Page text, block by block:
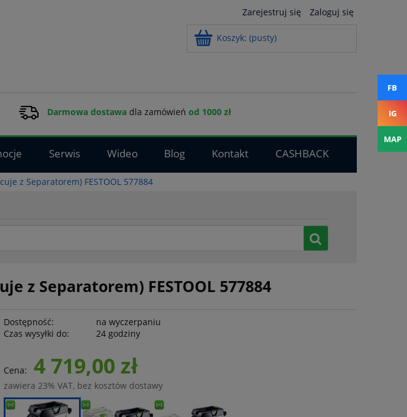
Zarejestruj się Zaloguj się
Koszyk: (pusty)
Darmowa dostawadla zamówień od 1000 zł
Serwis Wideo Blog Kontakt
CASHBACK
z Separatorem) FESTOOL 577884
z Separatorem) FESTOOL 577884
Dostępność:
na wyczerpaniu
Czas wysyłki do:
24 godziny
Cena: 4 719,00 zł
zawiera 23% VAT, bez kosztów dostawy
FB
IG
MAP